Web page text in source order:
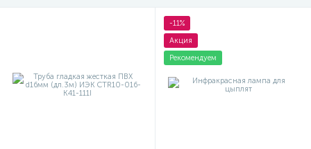
-11%
Акция
Рекомендуем